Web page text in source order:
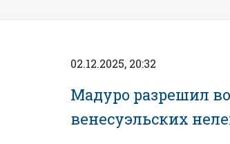
02.12.2025, 20:32
Мадуро разрешил
венесуэльских